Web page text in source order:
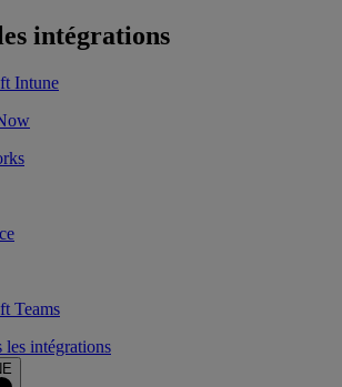
intégrations
Intune
Teams
intégrations